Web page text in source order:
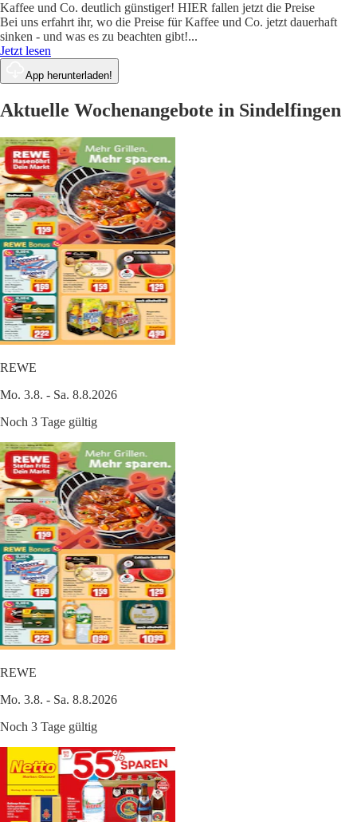
Kaffee und Co. deutlich günstiger! HIER fallen jetzt die Preise
Bei uns erfahrt ihr, wo die Preise für Kaffee und Co. jetzt dauerhaft
sinken - und was es zu beachten gibt!...
Jetzt lesen
App herunterladen!
Aktuelle Wochenangebote in Sindelfingen
REWE
Mo. 3.8. - Sa. 8.8.2026
Noch 3 Tage gültig
REWE
Mo. 3.8. - Sa. 8.8.2026
Noch 3 Tage gültig